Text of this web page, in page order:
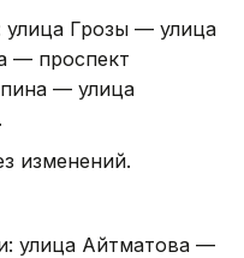
Грозы — улица
— проспект
— улица
изменений.
улица Айтматова —